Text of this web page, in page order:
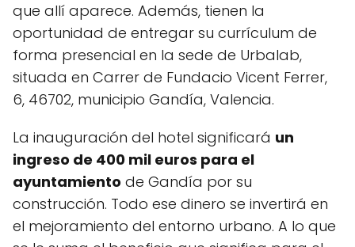
que allí aparece. Además, tienen la
oportunidad de entregar su currículum de
forma presencial en la sede de Urbalab,
situada en Carrer de Fundacio Vicent Ferrer,
6, 46702, municipio Gandía, Valencia.
La inauguración del hotel significará un
ingreso de 400 mil euros para el
ayuntamiento de Gandía por su
construcción. Todo ese dinero se invertirá en
el mejoramiento del entorno urbano. A lo que